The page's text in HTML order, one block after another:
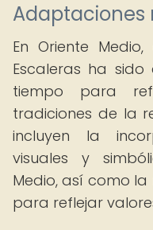
Adaptaciones
En Oriente
Escaleras ha
tiempo para
tradiciones de la
incluyen la
visuales y
Medio, así como
para reflejar